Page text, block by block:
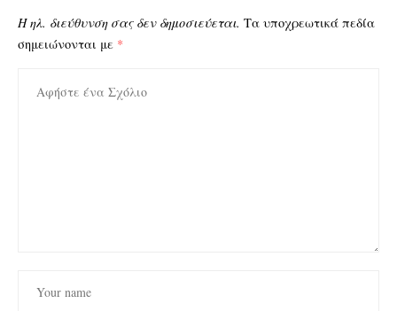
Η ηλ. διεύθυνση σας δεν δημοσιεύεται. Τα υποχρεωτικά πεδία
σημειώνονται με *